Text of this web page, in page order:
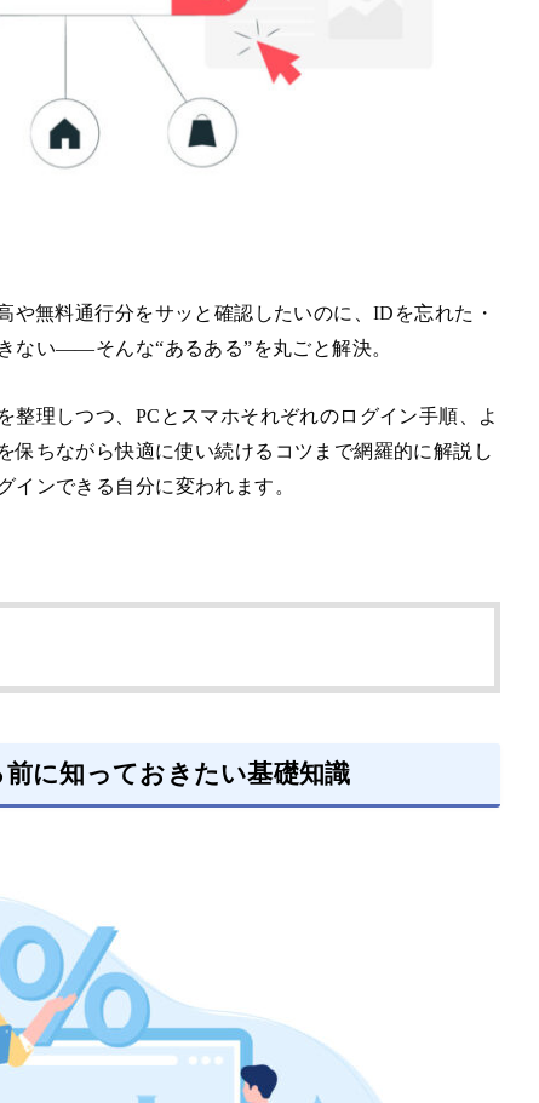
無料通行分をサッと確認したいのに、IDを忘れた・
ない――そんな“あるある”を丸ごと解決。
理しつつ、PCとスマホそれぞれのログイン手順、よ
保ちながら快適に使い続けるコツまで網羅的に解説し
インできる自分に変われます。
に知っておきたい基礎知識